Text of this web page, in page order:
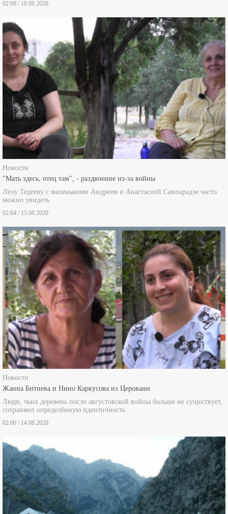
Новости
"Мать здесь, отец там", - раздвоение из-за войны
Лелу Тедееву с маленькими Андреем и Анастасией Самхарадзе часто
можно увидеть
02:04 / 15.08.2020
Новости
Жанна Битиева и Нино Каркусова из Церовани
Люди, чьих деревень после августовской войны больше не существует,
сохраняют определённую идентичность
02:00 / 14.08.2020